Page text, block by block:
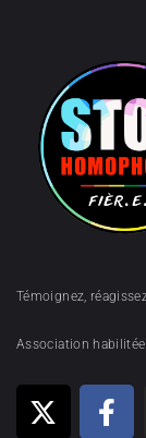
Témoignez,
Association